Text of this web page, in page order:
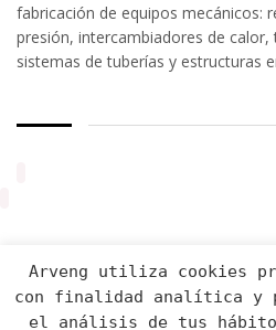
fabricación de equipos mecánicos:
presión, intercambiadores de calor,
sistemas de tuberías y estructuras
Arveng utiliza cookies
con finalidad analítica y
el análisis de tus